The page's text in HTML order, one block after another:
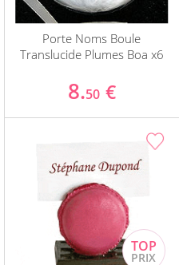
Porte Noms Boule
Translucide Plumes Boa x6
8.50 €